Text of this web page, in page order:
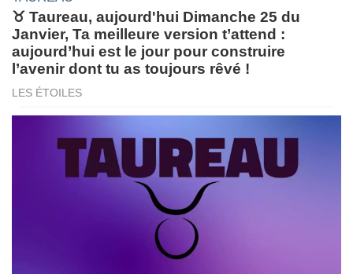
♉ Taureau, aujourd'hui Dimanche 25 du
Janvier, Ta meilleure version t’attend :
aujourd’hui est le jour pour construire
l’avenir dont tu as toujours rêvé !
LES ÉTOILES